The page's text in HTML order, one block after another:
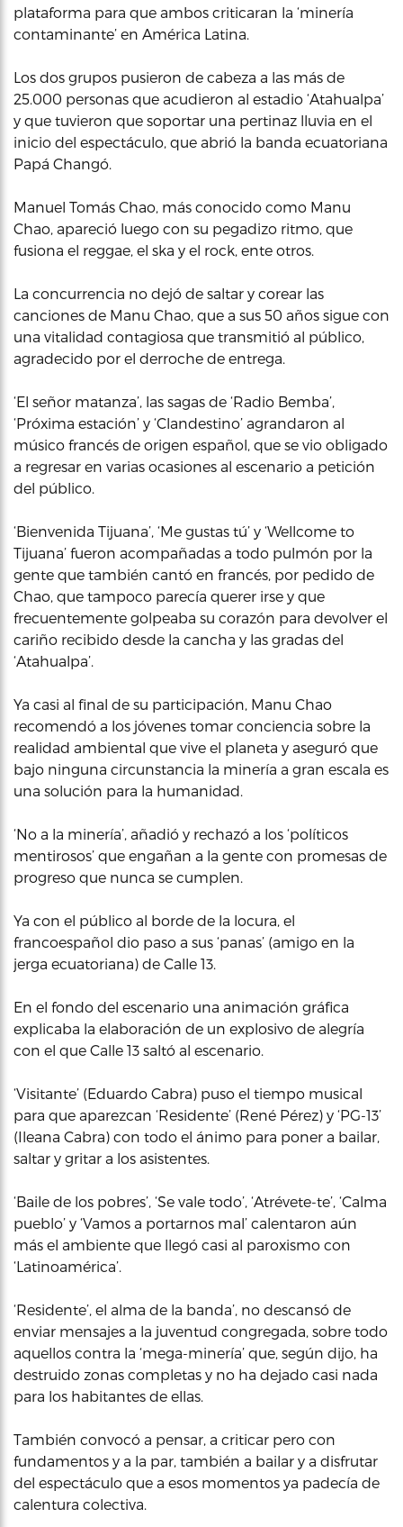
plataforma para que ambos criticaran la ‘minería
contaminante’ en América Latina.
Los dos grupos pusieron de cabeza a las más de
25.000 personas que acudieron al estadio ‘Atahualpa’
y que tuvieron que soportar una pertinaz lluvia en el
inicio del espectáculo, que abrió la banda ecuatoriana
Papá Changó.
Manuel Tomás Chao, más conocido como Manu
Chao, apareció luego con su pegadizo ritmo, que
fusiona el reggae, el ska y el rock, ente otros.
La concurrencia no dejó de saltar y corear las
canciones de Manu Chao, que a sus 50 años sigue con
una vitalidad contagiosa que transmitió al público,
agradecido por el derroche de entrega.
‘El señor matanza’, las sagas de ‘Radio Bemba’,
‘Próxima estación’ y ‘Clandestino’ agrandaron al
músico francés de origen español, que se vio obligado
a regresar en varias ocasiones al escenario a petición
del público.
‘Bienvenida Tijuana’, ‘Me gustas tú’ y ‘Wellcome to
Tijuana’ fueron acompañadas a todo pulmón por la
gente que también cantó en francés, por pedido de
Chao, que tampoco parecía querer irse y que
frecuentemente golpeaba su corazón para devolver el
cariño recibido desde la cancha y las gradas del
‘Atahualpa’.
Ya casi al final de su participación, Manu Chao
recomendó a los jóvenes tomar conciencia sobre la
realidad ambiental que vive el planeta y aseguró que
bajo ninguna circunstancia la minería a gran escala es
una solución para la humanidad.
‘No a la minería’, añadió y rechazó a los ‘políticos
mentirosos’ que engañan a la gente con promesas de
progreso que nunca se cumplen.
Ya con el público al borde de la locura, el
francoespañol dio paso a sus ‘panas’ (amigo en la
jerga ecuatoriana) de Calle 13.
En el fondo del escenario una animación gráfica
explicaba la elaboración de un explosivo de alegría
con el que Calle 13 saltó al escenario.
‘Visitante’ (Eduardo Cabra) puso el tiempo musical
para que aparezcan ‘Residente’ (René Pérez) y ‘PG-13’
(Ileana Cabra) con todo el ánimo para poner a bailar,
saltar y gritar a los asistentes.
‘Baile de los pobres’, ‘Se vale todo’, ‘Atrévete-te’, ‘Calma
pueblo’ y ‘Vamos a portarnos mal’ calentaron aún
más el ambiente que llegó casi al paroxismo con
‘Latinoamérica’.
‘Residente’, el alma de la banda’, no descansó de
enviar mensajes a la juventud congregada, sobre todo
aquellos contra la ‘mega-minería’ que, según dijo, ha
destruido zonas completas y no ha dejado casi nada
para los habitantes de ellas.
También convocó a pensar, a criticar pero con
fundamentos y a la par, también a bailar y a disfrutar
del espectáculo que a esos momentos ya padecía de
calentura colectiva.